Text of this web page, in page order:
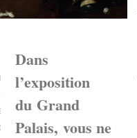
journaliste à France
toujours aimé marcher.
conquis mais en
Je ne suis pas une
Dans
l’exposition
du Grand
Palais, vous ne